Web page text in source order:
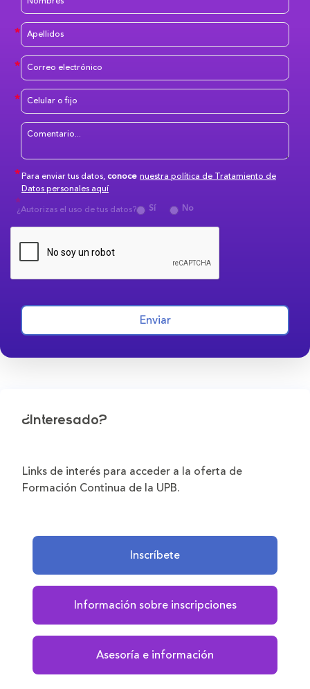
Para enviar tus datos,conoce nuestra política de Tratamiento de
Datos personales aquí
¿Autorizas el uso de tus datos?
Sí No
Enviar
¿Interesado?
Links de interés para acceder a la oferta de
Formación Continua de la UPB.
Inscríbete
Información sobre inscripciones
Asesoría e información